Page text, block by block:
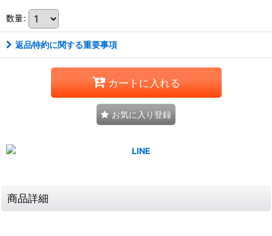
数量:
返品特約に関する重要事項
カートに入れる
お気に入り登録
商品詳細